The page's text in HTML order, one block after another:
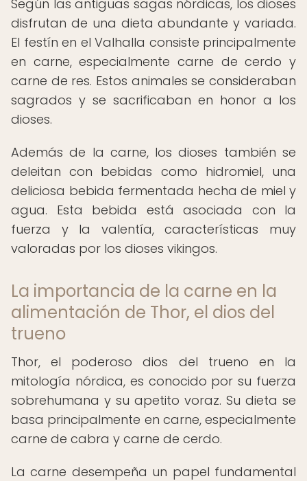
Según las antiguas sagas nórdicas, los dioses
disfrutan de una dieta abundante y variada.
El festín en el Valhalla consiste principalmente
en carne, especialmente carne de cerdo y
carne de res. Estos animales se consideraban
sagrados y se sacrificaban en honor a los
dioses.
Además de la carne, los dioses también se
deleitan con bebidas como hidromiel, una
deliciosa bebida fermentada hecha de miel y
agua. Esta bebida está asociada con la
fuerza y la valentía, características muy
valoradas por los dioses vikingos.
La importancia de la carne en la
alimentación de Thor, el dios del
trueno
Thor, el poderoso dios del trueno en la
mitología nórdica, es conocido por su fuerza
sobrehumana y su apetito voraz. Su dieta se
basa principalmente en carne, especialmente
carne de cabra y carne de cerdo.
La carne desempeña un papel fundamental